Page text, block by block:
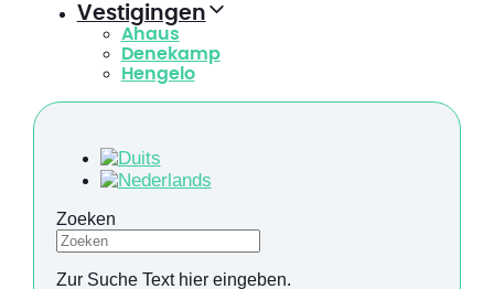
Vestigingen
Ahaus
Denekamp
Hengelo
Zoeken
Zur Suche Text hier eingeben.